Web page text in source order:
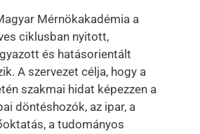
Mérnökakadémia a
ciklusban nyitott,
és hatásorientált
A szervezet célja, hogy a
szakmai hidat képezzen a
döntéshozók, az ipar, a
a tudományos